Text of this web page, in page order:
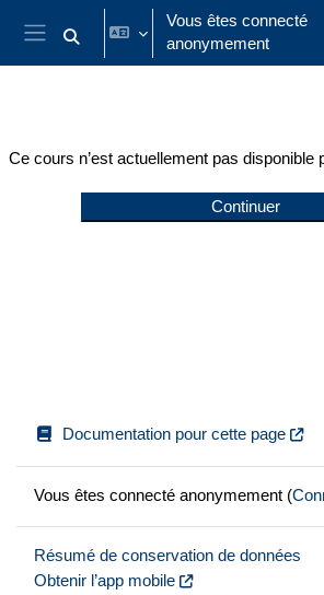
Passer au contenu principal
Panneau latéral
Activer/désactiver la saisie de
Vous êtes connecté
anonymement
Ce cours n’est actuellement pas disponible
Continuer
Documentation pour cette page
Vous êtes connecté anonymement (
Résumé de conservation de données
Obtenir l’app mobile